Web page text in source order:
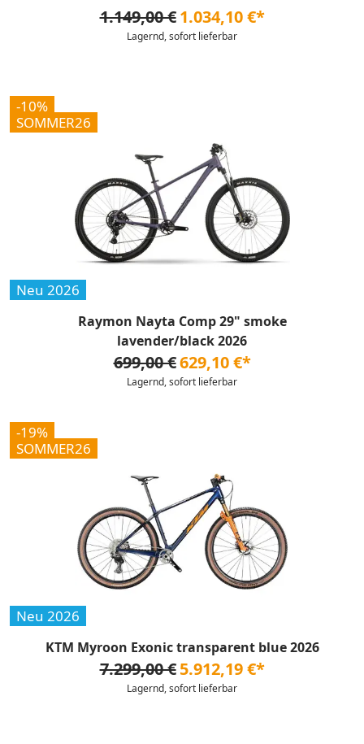
1.149,00 € 1.034,10 €*
Lagernd, sofort lieferbar
-10%
SOMMER26
Neu 2026
Raymon Nayta Comp 29" smoke
lavender/black 2026
699,00 €629,10 €*
Lagernd, sofort lieferbar
-19%
SOMMER26
Neu 2026
KTM Myroon Exonic transparent blue 2026
7.299,00 € 5.912,19 €*
Lagernd, sofort lieferbar